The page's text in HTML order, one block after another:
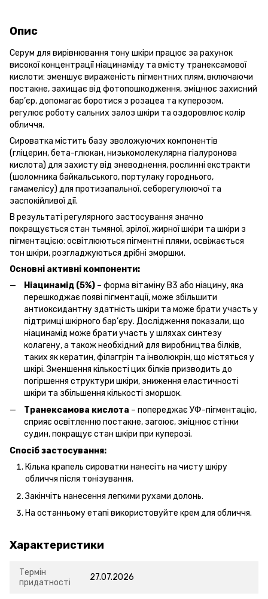
Опис
Серум для вирівнювання тону шкіри працює за рахунок
високої концентрації ніацинаміду та вмісту транексамової
кислоти: зменшує вираженість пігментних плям, включаючи
постакне, захищає від фотопошкодження, зміцнює захисний
бар’єр, допомагає боротися з розацеа та куперозом,
регулює роботу сальних залоз шкіри та оздоровлює колір
обличчя.
Сироватка містить базу зволожуючих компонентів
(гліцерин, бета-глюкан, низькомолекулярна гіалуронова
кислота) для захисту від зневоднення, рослинні екстракти
(шоломника байкальського, портулаку городнього,
гамамелісу) для протизапальної, себорегулюючої та
заспокійливої дії.
В результаті регулярного застосування значно
покращується стан тьмяної, зрілої, жирної шкіри та шкіри з
пігментацією: освітлюються пігментні плями, освіжається
тон шкіри, розгладжуються дрібні зморшки.
Основні активні компоненти:
Ніацинамід (5%) – форма вітаміну B3 або ніацину, яка
перешкоджає появі пігментації, може збільшити
антиоксидантну здатність шкіри та може брати участь у
підтримці шкірного бар’єру. Дослідження показали, що
ніацинамід може брати участь у шляхах синтезу
колагену, а також необхідний для виробництва білків,
таких як кератин, філаггрін та інволюкрін, що містяться у
шкірі. Зменшення кількості цих білків призводить до
погіршення структури шкіри, зниження еластичності
шкіри та збільшення кількості зморшок.
Транексамова кислота – попереджає УФ-пігментацію,
сприяє освітленню постакне, загоює, зміцнює стінки
судин, покращує стан шкіри при куперозі.
Спосіб застосування:
Кілька крапель сироватки нанесіть на чисту шкіру
обличчя після тонізування.
Закінчіть нанесення легкими рухами долонь.
На останньому етапі використовуйте крем для обличчя.
Характеристики
Термін
придатності
27.07.2026